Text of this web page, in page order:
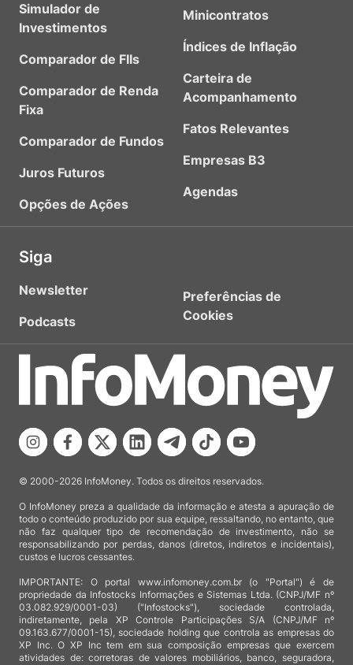
Simulador de
Investimentos
Comparador de FIIs
Comparador de Renda
Fixa
Comparador de Fundos
Juros Futuros
Opções de Ações
Minicontratos
Índices de Inflação
Carteira de
Acompanhamento
Fatos Relevantes
Empresas B3
Agendas
Siga
Newsletter
Podcasts
Preferências de
Cookies
© 2000-2026 InfoMoney. Todos os direitos reservados.
O InfoMoney preza a qualidade da informação e atesta a apuração de
todo o conteúdo produzido por sua equipe, ressaltando, no entanto, que
não faz qualquer tipo de recomendação de investimento, não se
responsabilizando por perdas, danos (diretos, indiretos e incidentais),
custos e lucros cessantes.
IMPORTANTE: O portal www.infomoney.com.br (o "Portal") é de
propriedade da Infostocks Informações e Sistemas Ltda. (CNPJ/MF nº
03.082.929/0001-03) ("Infostocks"), sociedade controlada,
indiretamente, pela XP Controle Participações S/A (CNPJ/MF nº
09.163.677/0001-15), sociedade holding que controla as empresas do
XP Inc. O XP Inc tem em sua composição empresas que exercem
atividades de: corretoras de valores mobiliários, banco, seguradora,